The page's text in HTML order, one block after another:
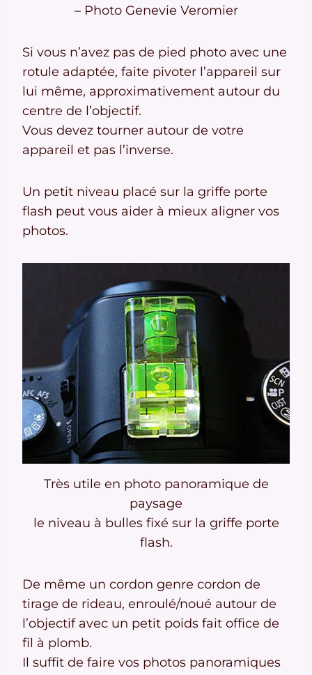
– Photo Genevie Veromier
Si vous n’avez pas de pied photo avec une
rotule adaptée, faite pivoter l’appareil sur
lui même, approximativement autour du
centre de l’objectif.
Vous devez tourner autour de votre
appareil et pas l’inverse.
Un petit niveau placé sur la griffe porte
flash peut vous aider à mieux aligner vos
photos.
Très utile en photo panoramique de
paysage
le niveau à bulles fixé sur la griffe porte
flash.
De même un cordon genre cordon de
tirage de rideau, enroulé/noué autour de
l’objectif avec un petit poids fait office de
fil à plomb.
Il suffit de faire vos photos panoramiques